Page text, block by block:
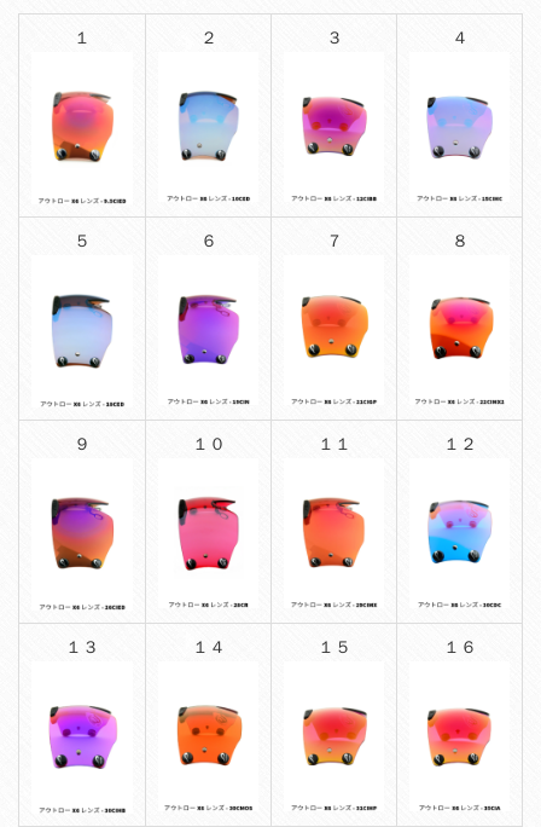
１ ２ ３ ４
５ ６ ７ ８
９ １０ １１ １２
１３ １４ １５ １６